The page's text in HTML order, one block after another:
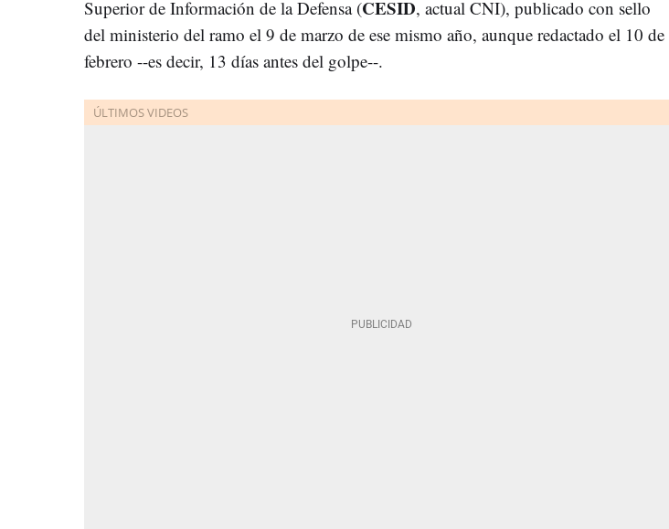
Superior de Información de la Defensa (CESID, actual CNI), publicado con sello
del ministerio del ramo el 9 de marzo de ese mismo año, aunque redactado el 10 de
febrero --es decir, 13 días antes del golpe--.